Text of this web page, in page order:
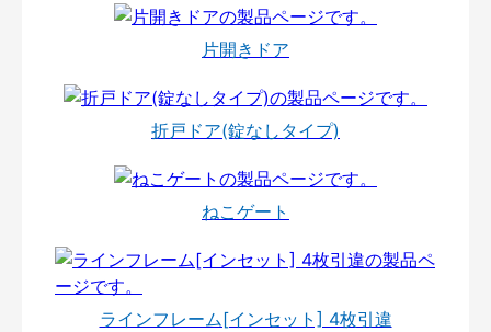
片開きドア
折戸ドア(錠なしタイプ)
ねこゲート
ラインフレーム[インセット] 4枚引違